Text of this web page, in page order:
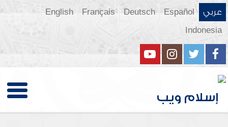
عربي Español
Deutsch
Français
English
Indonesia